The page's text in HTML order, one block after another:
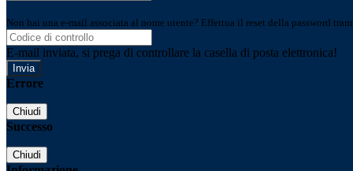
Non hai una e-mail associata al nome utente? Effettua il reset della password
E-mail inviata, si prega di controllare la casella di posta elettronica!
Errore
Chiudi
Successo
Chiudi